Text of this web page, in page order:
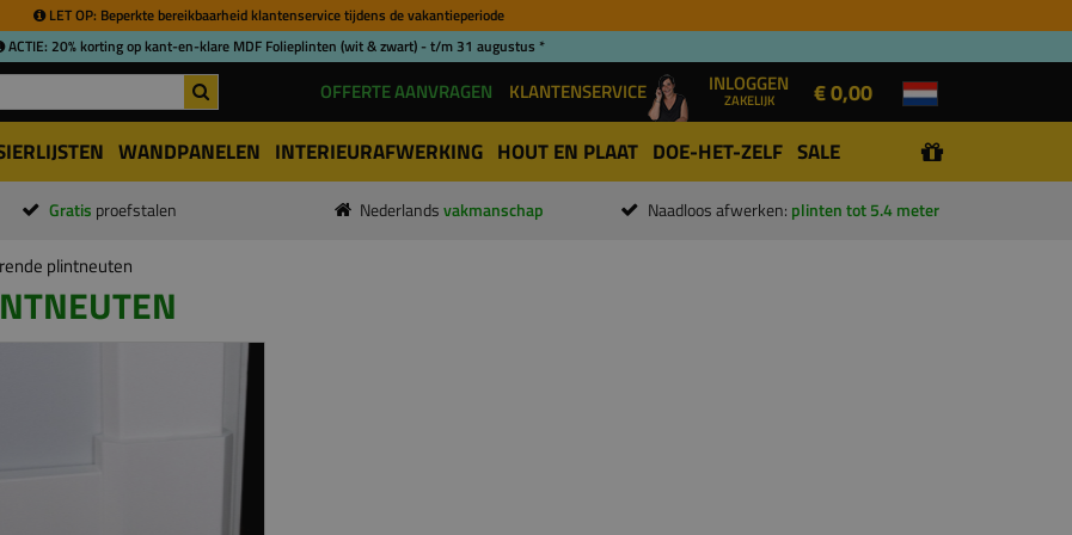
LET OP: Beperkte bereikbaarheid klantenservice tijdens de vakantieperiode
ACTIE: 20% korting op kant-en-klare MDF Folieplinten (wit & zwart) - t/m 31 augustus *
OFFERTE AANVRAGEN KLANTENSERVICE INLOGGEN
ZAKELIJK € 0,00
WANDPANELEN INTERIEURAFWERKING HOUT EN PLAAT DOE-HET-ZELF SALE
Gratis proefstalen Nederlands vakmanschap Naadloos afwerken: plinten tot 5.4 meter
plintneuten